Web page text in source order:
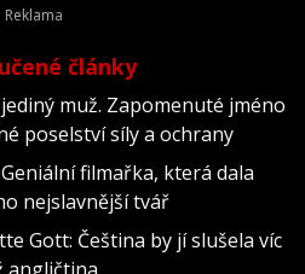
články
muž. Zapomenuté jméno
poselství síly a ochrany
filmařka, která dala
nejslavnější tvář
Gott: Čeština by jí slušela víc